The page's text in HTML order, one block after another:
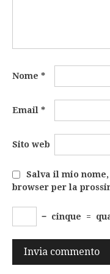
Nome *
Email *
Sito web
Salva il mio
browser per la
− cinque =